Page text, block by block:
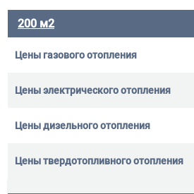
200 м2